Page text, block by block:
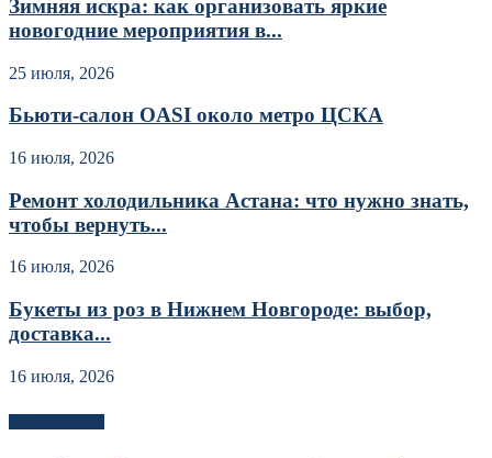
Зимняя искра: как организовать яркие
новогодние мероприятия в...
25 июля, 2026
Бьюти-салон OASI около метро ЦСКА
16 июля, 2026
Ремонт холодильника Астана: что нужно знать,
чтобы вернуть...
16 июля, 2026
Букеты из роз в Нижнем Новгороде: выбор,
доставка...
16 июля, 2026